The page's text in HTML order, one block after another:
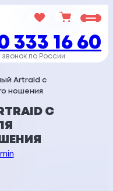
333 16 60
по России
Artraid с
ношения
С